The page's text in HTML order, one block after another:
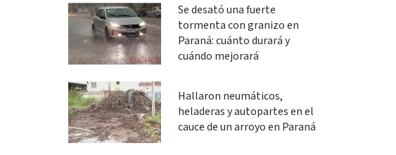
Se desató una fuerte
tormenta con granizo en
Paraná: cuánto durará y
cuándo mejorará
Hallaron neumáticos,
heladeras y autopartes en el
cauce de un arroyo en Paraná